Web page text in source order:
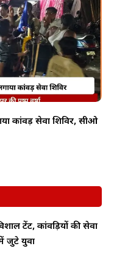
कांवड़ सेवा शिविर, सीओ
टेंट, कांवड़ियों की सेवा
जुटे युवा